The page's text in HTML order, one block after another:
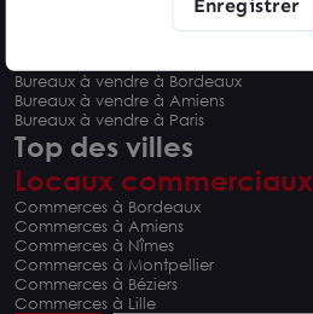
Bureaux à vendre à Montpellier
Bureaux à vendre à Bordeaux
Bureaux à vendre à Amiens
Bureaux à vendre à Paris
Top des villes
Locaux commerciaux
Commerces à Bordeaux
Commerces à Amiens
Commerces à Nîmes
Commerces à Montpellier
Commerces à Béziers
Commerces à Lille
Enregistrer